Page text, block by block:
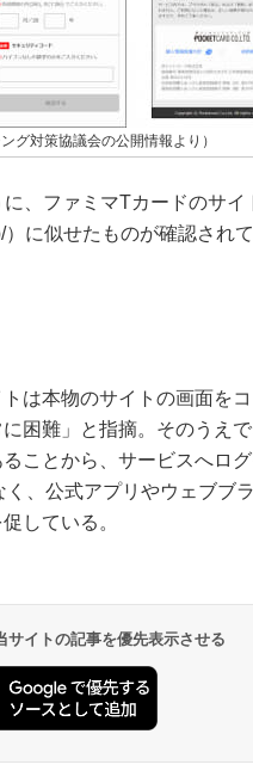
グ対策協議会の公開情報より）
、ファミマTカードのサイ
に似せたものが確認されて
は本物のサイトの画面を
困難」と指摘。そのうえ
ことから、サービスへロ
、公式アプリやウェブブ
している。
イトの記事を優先表示させる